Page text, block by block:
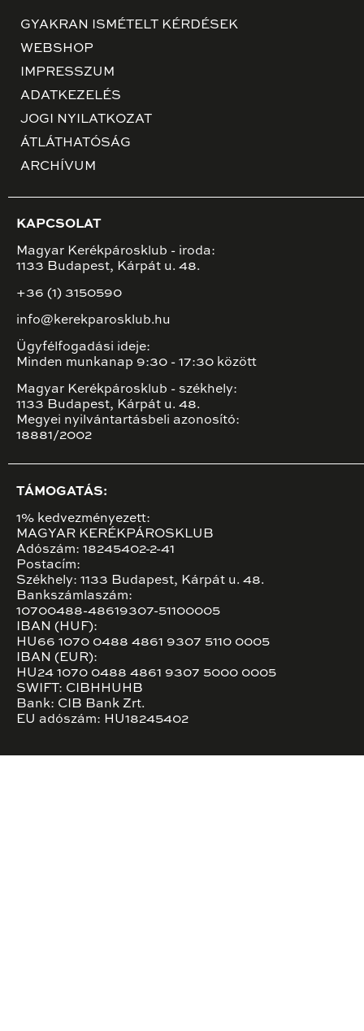
GYAKRAN ISMÉTELT KÉRDÉSEK
WEBSHOP
IMPRESSZUM
ADATKEZELÉS
JOGI NYILATKOZAT
ÁTLÁTHATÓSÁG
ARCHÍVUM
KAPCSOLAT
Magyar Kerékpárosklub - iroda:
1133 Budapest, Kárpát u. 48.
+36 (1) 3150590
info@kerekparosklub.hu
Ügyfélfogadási ideje:
Minden munkanap 9:30 - 17:30 között
Magyar Kerékpárosklub - székhely:
1133 Budapest, Kárpát u. 48.
Megyei nyilvántartásbeli azonosító:
18881/2002
TÁMOGATÁS:
1% kedvezményezett:
MAGYAR KERÉKPÁROSKLUB
Adószám: 18245402-2-41
Postacím:
Székhely: 1133 Budapest, Kárpát u. 48.
Bankszámlaszám:
10700488-48619307-51100005
IBAN (HUF):
HU66 1070 0488 4861 9307 5110 0005
IBAN (EUR):
HU24 1070 0488 4861 9307 5000 0005
SWIFT: CIBHHUHB
Bank: CIB Bank Zrt.
EU adószám: HU18245402